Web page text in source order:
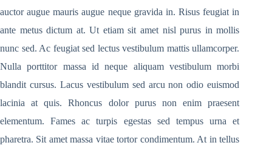
auctor augue mauris augue neque gravida in. Risus feugiat in
ante metus dictum at. Ut etiam sit amet nisl purus in mollis
nunc sed. Ac feugiat sed lectus vestibulum mattis ullamcorper.
Nulla porttitor massa id neque aliquam vestibulum morbi
blandit cursus. Lacus vestibulum sed arcu non odio euismod
lacinia at quis. Rhoncus dolor purus non enim praesent
elementum. Fames ac turpis egestas sed tempus urna et
pharetra. Sit amet massa vitae tortor condimentum. At in tellus